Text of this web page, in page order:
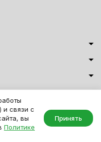
обработки персональных
Офисной Мебели. ООО "ИМАТО",
ОГРН 1047796163799
и связи с
вы
Политике
Принять